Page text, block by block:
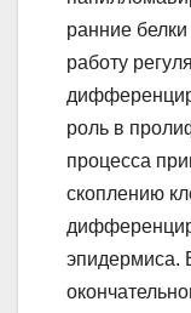
ранние
работу
роль в
процесса
скоплению
эпидермиса.